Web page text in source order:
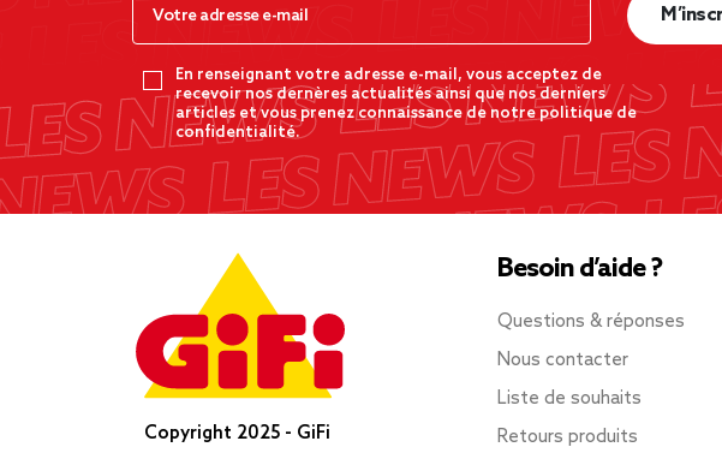
En renseignant votre adresse e-mail, vous acceptez de
recevoir nos dernères actualités ainsi que nos derniers
articles et vous prenez connaissance de notre politique de
confidentialité.
Copyright 2025 - GiFi
Besoin d’aide ?
Questions & réponses
Nous contacter
Liste de souhaits
Retours produits